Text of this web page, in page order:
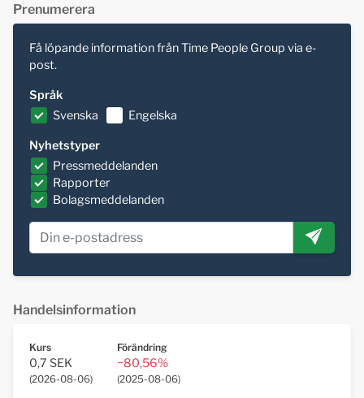
Prenumerera
Få löpande information från Time People Group via e-
post.
Språk
Svenska
Engelska
Nyhetstyper
Pressmeddelanden
Rapporter
Bolagsmeddelanden
Handelsinformation
Kurs
0,7 SEK
(2026-08-06)
Förändring
−80,56%
(2025-08-06)